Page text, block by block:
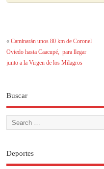
«Caminarán unos 80 km de Coronel
Oviedo hasta Caacupé, para llegar
junto a la Virgen de los Milagros
Buscar
Deportes